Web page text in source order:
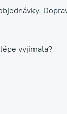
vyjímala?